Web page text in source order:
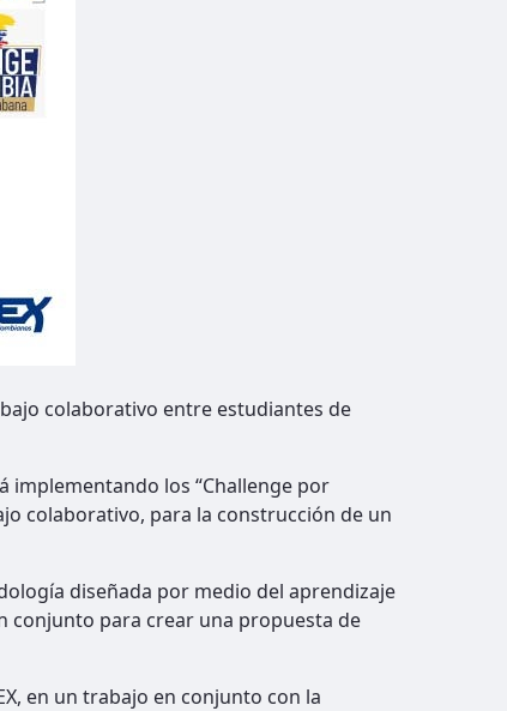
colaborativo entre estudiantes de
implementando los “Challenge por
colaborativo, para la construcción de un
diseñada por medio del aprendizaje
conjunto para crear una propuesta de
en un trabajo en conjunto con la